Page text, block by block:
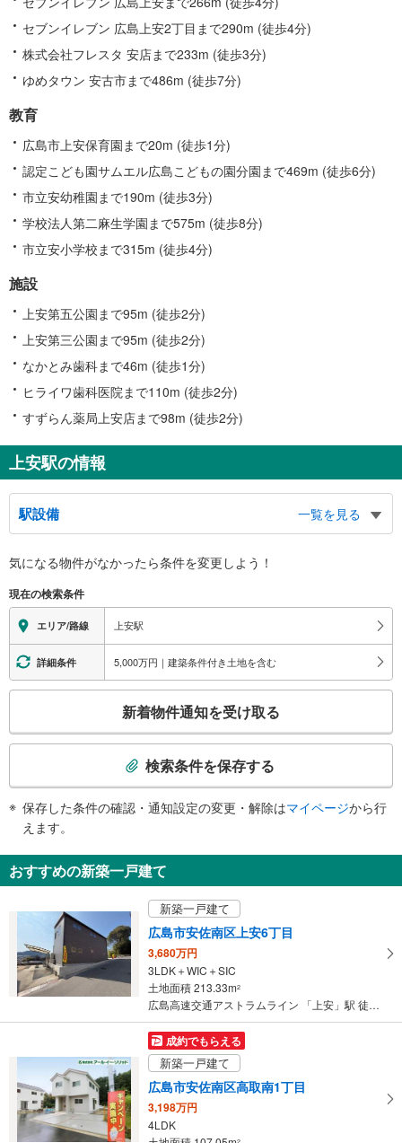
セブンイレブン 広島上安2丁目まで290m (徒歩4分)
株式会社フレスタ 安店まで233m (徒歩3分)
ゆめタウン 安古市まで486m (徒歩7分)
教育
広島市上安保育園まで20m (徒歩1分)
認定こども園サムエル広島こどもの園分園まで469m (徒歩6分)
市立安幼稚園まで190m (徒歩3分)
学校法人第二麻生学園まで575m (徒歩8分)
市立安小学校まで315m (徒歩4分)
施設
上安第五公園まで95m (徒歩2分)
上安第三公園まで95m (徒歩2分)
なかとみ歯科まで46m (徒歩1分)
ヒライワ歯科医院まで110m (徒歩2分)
すずらん薬局上安店まで98m (徒歩2分)
上安駅の情報
駅設備
一覧を見る
※段差なしでの移動経路
地上⇔改札⇔ホーム：○
エレベータ
・ホーム⇔改札
・改札⇔地上
エスカレータ
トイレ
《車椅子対応》《ベビーベッド》
気になる物件がなかったら条件を変更しよう！
現在の検索条件
エリア/路線 上安駅
詳細条件 5,000万円｜建築条件付き土地を含む
検
知
を
け
る
・
条
マ
ペ
ー
新着物件通知を受け取る
検索条件を保存する
保存した条件の確認・通知設定の変更・解除はマイページから行
えます。
おすすめの新築一戸建て
新築一戸建て
広島市安佐南区上安6丁目
3,680万円
3LDK＋WIC＋SIC
土地面積 213.33m2
広島高速交通アストラムライン 「上安」駅 徒歩8分
成約でもらえる
新築一戸建て
広島市安佐南区高取南1丁目
3,198万円
4LDK